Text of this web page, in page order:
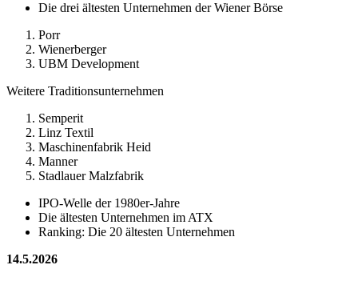
Die drei ältesten Unternehmen der Wiener Börse
Porr
Wienerberger
UBM Development
Weitere Traditionsunternehmen
Semperit
Linz Textil
Maschinenfabrik Heid
Manner
Stadlauer Malzfabrik
IPO‑Welle der 1980er‑Jahre
Die ältesten Unternehmen im ATX
Ranking: Die 20 ältesten Unternehmen
14.5.2026